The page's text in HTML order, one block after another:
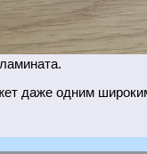
даже одним